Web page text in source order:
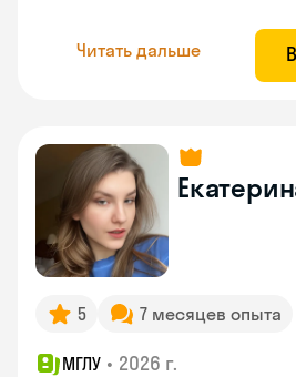
Читать дальше
5 7 месяцев опыта
МГЛУ • 2026 г.